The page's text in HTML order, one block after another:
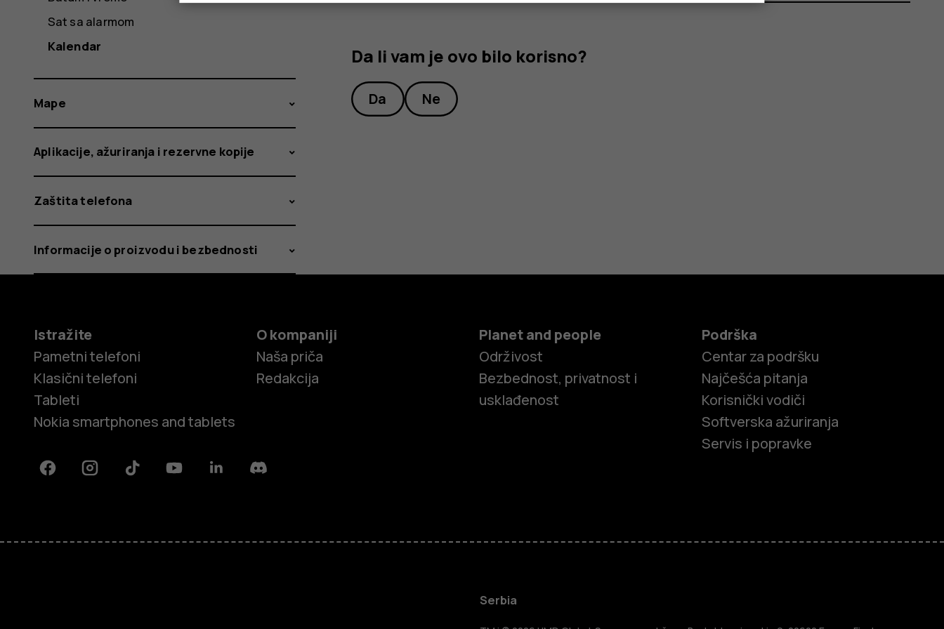
Pametni telefoni
Da li vam je ovo bilo korisno?
Da Ne
Sat sa alarmom
Kalendar
Mape
Aplikacije, ažuriranja i rezervne kopije
Zaštita telefona
Informacije o proizvodu i bezbednosti
Istražite
Pametni telefoni
Klasični telefoni
Tableti
Nokia smartphones and tablets
O kompaniji
Naša priča
Redakcija
Planet and people
Održivost
Bezbednost, privatnost i
usklađenost
Podrška
Centar za podršku
Najčešća pitanja
Korisnički vodiči
Softverska ažuriranja
Servis i popravke
FacebookInstagramTiktok YoutubeLinkedinDiscord
Serbia